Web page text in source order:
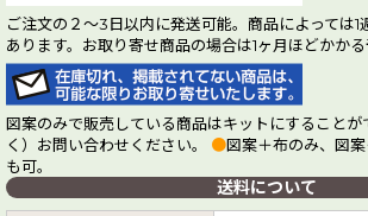
ご注文の２～3日以内に発送可能。商品によっては1
あります。お取り寄せ商品の場合は1ヶ月ほどかかる
図案のみで販売している商品はキットにすることが
く）お問い合わせください。 ●図案＋布のみ、図
も可。
送料について